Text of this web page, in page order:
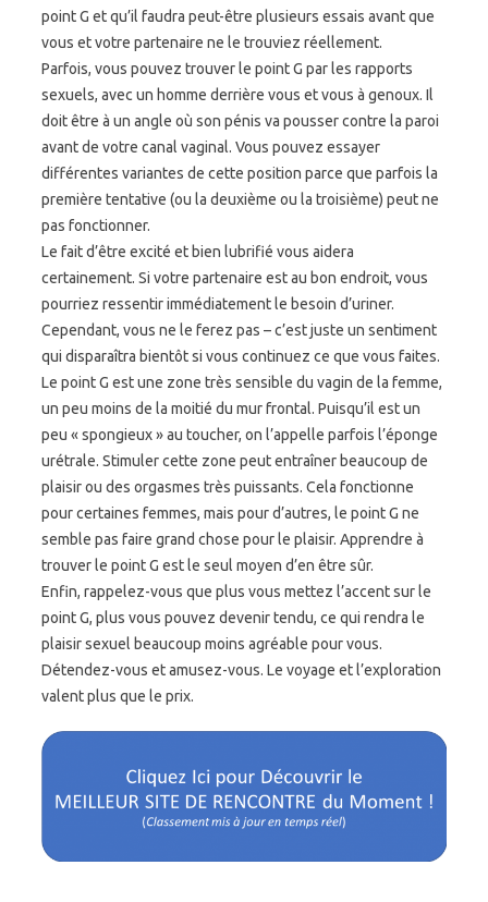
point G et qu’il faudra peut-être plusieurs essais avant que
vous et votre partenaire ne le trouviez réellement.
Parfois, vous pouvez trouver le point G par les rapports
sexuels, avec un homme derrière vous et vous à genoux. Il
doit être à un angle où son pénis va pousser contre la paroi
avant de votre canal vaginal. Vous pouvez essayer
différentes variantes de cette position parce que parfois la
première tentative (ou la deuxième ou la troisième) peut ne
pas fonctionner.
Le fait d’être excité et bien lubrifié vous aidera
certainement. Si votre partenaire est au bon endroit, vous
pourriez ressentir immédiatement le besoin d’uriner.
Cependant, vous ne le ferez pas – c’est juste un sentiment
qui disparaîtra bientôt si vous continuez ce que vous faites.
Le point G est une zone très sensible du vagin de la femme,
un peu moins de la moitié du mur frontal. Puisqu’il est un
peu « spongieux » au toucher, on l’appelle parfois l’éponge
urétrale. Stimuler cette zone peut entraîner beaucoup de
plaisir ou des orgasmes très puissants. Cela fonctionne
pour certaines femmes, mais pour d’autres, le point G ne
semble pas faire grand chose pour le plaisir. Apprendre à
trouver le point G est le seul moyen d’en être sûr.
Enfin, rappelez-vous que plus vous mettez l’accent sur le
point G, plus vous pouvez devenir tendu, ce qui rendra le
plaisir sexuel beaucoup moins agréable pour vous.
Détendez-vous et amusez-vous. Le voyage et l’exploration
valent plus que le prix.